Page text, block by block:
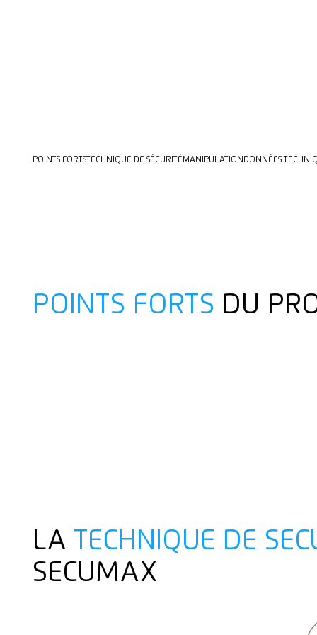
POINTS FORTSTECHNIQUE DE SÉCURITÉ MANIPULATIONDONNÉES
POINTS FORTS DU
LA TECHNIQUE DE
SECUMAX